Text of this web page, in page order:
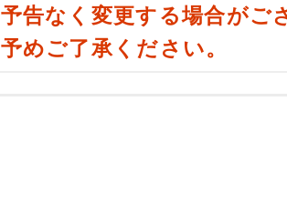
予告なく変更する場合がご
予めご了承ください。